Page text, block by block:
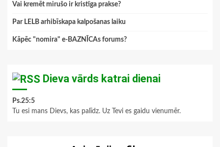
Vai kremēt mirušo ir kristīga prakse?
Par LELB arhibīskapa kalpošanas laiku
Kāpēc "nomira" e-BAZNĪCAs forums?
Dieva vārds katrai dienai
Ps.25:5
Tu esi mans Dievs, kas palīdz. Uz Tevi es gaidu vienumēr.